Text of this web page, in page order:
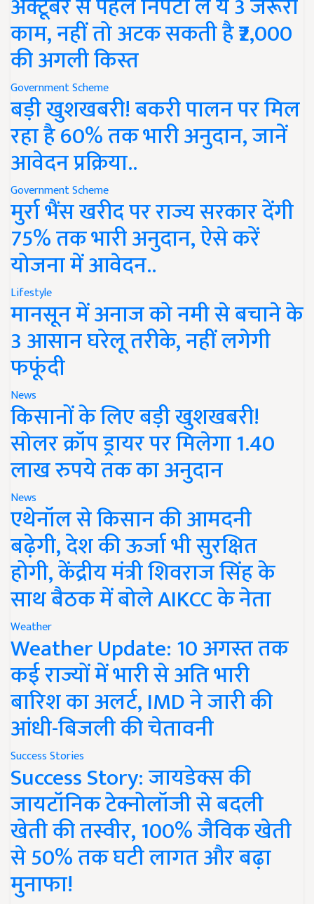
काम, नहीं तो अटक सकती है ₹2,000
की अगली किस्त
Government Scheme
बड़ी खुशखबरी! बकरी पालन पर मिल
रहा है 60% तक भारी अनुदान, जानें
आवेदन प्रक्रिया..
Government Scheme
मुर्रा भैंस खरीद पर राज्य सरकार देंगी
75% तक भारी अनुदान, ऐसे करें
योजना में आवेदन..
Lifestyle
मानसून में अनाज को नमी से बचाने के
3 आसान घरेलू तरीके, नहीं लगेगी
फफूंदी
News
किसानों के लिए बड़ी खुशखबरी!
सोलर क्रॉप ड्रायर पर मिलेगा 1.40
लाख रुपये तक का अनुदान
News
एथेनॉल से किसान की आमदनी
बढ़ेगी, देश की ऊर्जा भी सुरक्षित
होगी, केंद्रीय मंत्री शिवराज सिंह के
साथ बैठक में बोले AIKCC के नेता
Weather
Weather Update: 10 अगस्त तक
कई राज्यों में भारी से अति भारी
बारिश का अलर्ट, IMD ने जारी की
आंधी-बिजली की चेतावनी
Success Stories
Success Story: जायडेक्स की
जायटॉनिक टेक्नोलॉजी से बदली
खेती की तस्वीर, 100% जैविक खेती
से 50% तक घटी लागत और बढ़ा
मुनाफा!